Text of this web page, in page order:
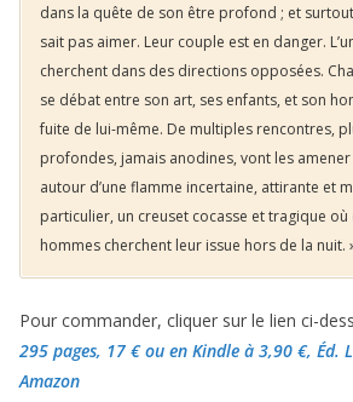
dans la quête de son être profond ; et surtout
sait pas aimer. Leur couple est en danger.
cherchent dans des directions opposées.
se débat entre son art, ses enfants, et son
fuite de lui-même. De multiples rencontres,
profondes, jamais anodines, vont les
autour d’une flamme incertaine, attirante et
particulier, un creuset cocasse et tragique
hommes cherchent leur issue hors de la nuit.
Pour commander, cliquer sur le lien ci-
295 pages, 17 €ou en Kindle à 3,90 €, Éd.
Amazon